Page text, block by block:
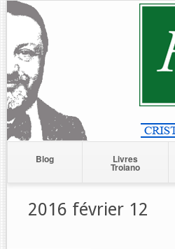
Blog Livres
Troiano
2016 février 12